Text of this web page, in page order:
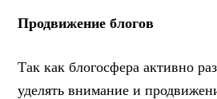
Продвижение блогов
Так как блогосфера активно
уделять внимание и